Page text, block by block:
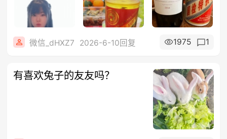
微信_dHXZ7 2026-6-10回复 1975 1
有喜欢兔子的友友吗？